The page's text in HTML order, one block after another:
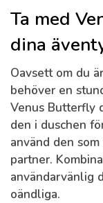
Ta med
dina
Oavsett om du
behöver en
Venus Butterfly
den i duschen
använd den
partner.
användarvänlig
oändliga.